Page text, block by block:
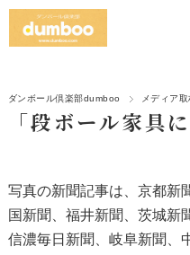
ダンボール倶楽部dumboo メディア
「段ボール家具
写真の新聞記事は、京都新
国新聞、福井新聞、茨城新
信濃毎日新聞、岐阜新聞、